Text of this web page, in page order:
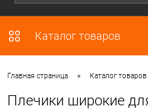
Каталог товаров
Главная страница • Каталог товаров
Плечики широкие